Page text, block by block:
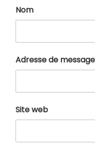
Nom
Adresse de
Site web